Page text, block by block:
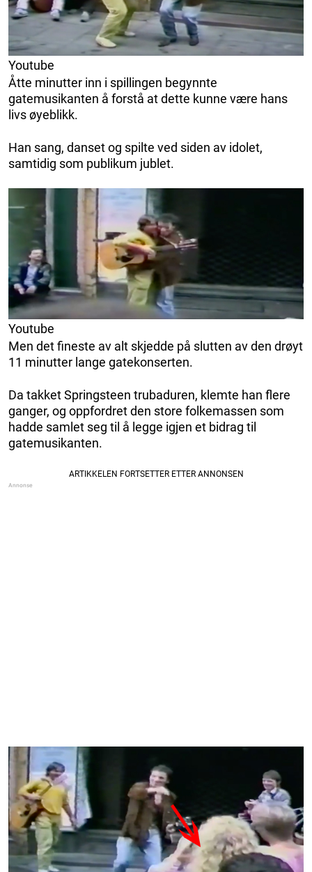
Youtube
Åtte minutter inn i spillingen begynnte
gatemusikanten å forstå at dette kunne være hans
livs øyeblikk.
Han sang, danset og spilte ved siden av idolet,
samtidig som publikum jublet.
Youtube
Men det fineste av alt skjedde på slutten av den drøyt
11 minutter lange gatekonserten.
Da takket Springsteen trubaduren, klemte han flere
ganger, og oppfordret den store folkemassen som
hadde samlet seg til å legge igjen et bidrag til
gatemusikanten.